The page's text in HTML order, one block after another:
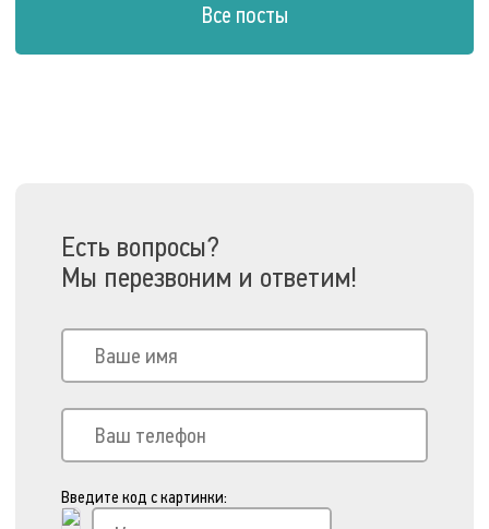
Все посты
Есть вопросы?
Мы перезвоним и ответим!
Введите код с картинки: